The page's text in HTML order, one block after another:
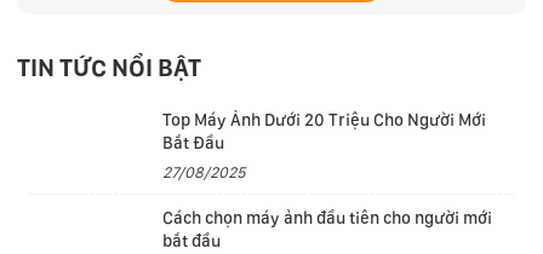
với một chiếc Gaming có hiệu suất cao.
Đa dạng các cổng kết nối
Khi nói đến kết nối và cổng, Dell G15 5530 không làm
người dùng phải thất vọng khi nó sở hữu các tùy chọn
kết nối như HDMI, DisplayPort và cổng sạc được đặt ở
phía sau. Những thứ như cổng LAN, giắc cắm tai nghe
TIN TỨC NỔI BẬT
Top Máy Ảnh Dưới 20 Triệu Cho Người Mới
Bắt Đầu
27/08/2025
Cách chọn máy ảnh đầu tiên cho người mới
bắt đầu